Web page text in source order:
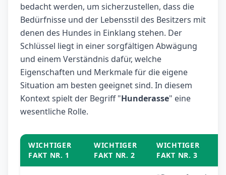
bedacht werden, um sicherzustellen, dass die
Bedürfnisse und der Lebensstil des Besitzers mit
denen des Hundes in Einklang stehen. Der
Schlüssel liegt in einer sorgfältigen Abwägung
und einem Verständnis dafür, welche
Eigenschaften und Merkmale für die eigene
Situation am besten geeignet sind. In diesem
Kontext spielt der Begriff "Hunderasse" eine
wesentliche Rolle.
WICHTIGER
FAKT NR. 1
WICHTIGER
FAKT NR. 2
WICHTIGER
FAKT NR. 3